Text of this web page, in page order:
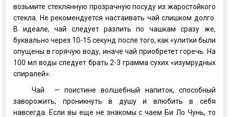
возьмите стеклянную прозрачную посуду из жаростойкого
стекла. Не рекомендуется настаивать чай слишком долго.
В идеале, чай следует разлить по чашкам сразу же,
буквально через 10-15 секунд после того, как «улитки были
опущены в горячую воду, иначе чай приобретет горечь. На
100 мл воды следует брать 2-3 грамма сухих «изумрудных
спиралей».
Чай — поистине волшебный напиток, способный
заворожить, проникнуть в душу и влюбить в себя
навсегда. Если вы еще не знакомы с чаем Би Ло Чунь, то